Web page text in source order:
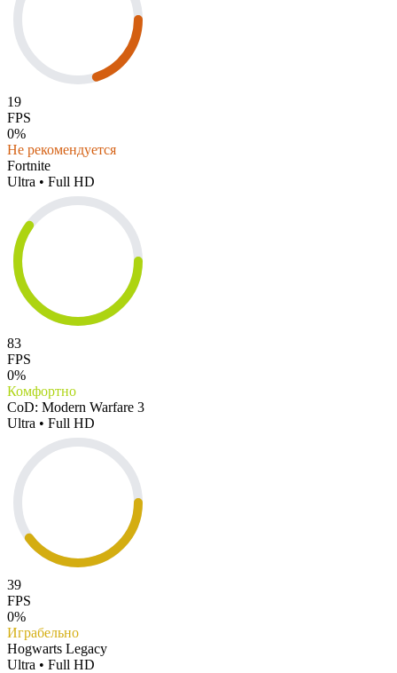
19
FPS
0%
Не рекомендуется
Fortnite
Ultra • Full HD
83
FPS
0%
Комфортно
CoD: Modern Warfare 3
Ultra • Full HD
39
FPS
0%
Играбельно
Hogwarts Legacy
Ultra • Full HD